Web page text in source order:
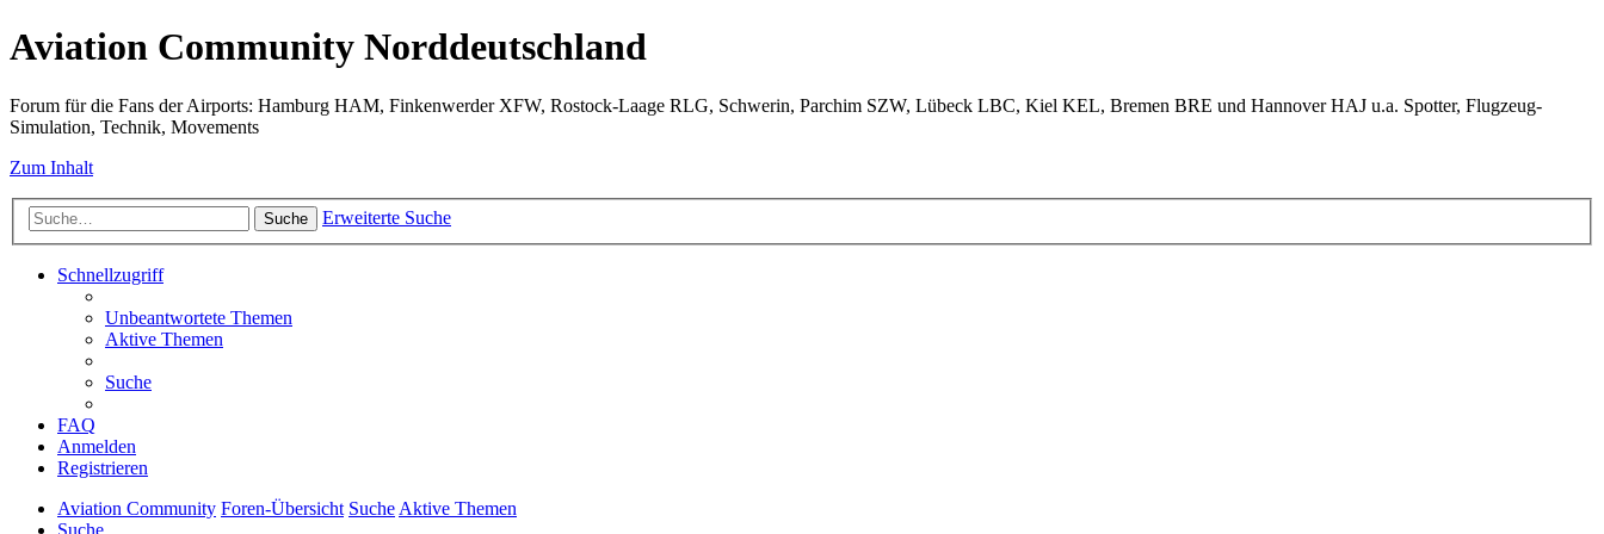
Aviation Community Norddeutschland
Forum für die Fans der Airports: Hamburg HAM, Finkenwerder XFW, Rostock-Laage RLG, Schwerin, Parchim SZW, Lübeck LBC, Kiel KEL, Bremen BRE und Hannover HAJ u.a. Spotter, Flugzeug-
Simulation, Technik, Movements
Zum Inhalt
Suche Erweiterte Suche
Schnellzugriff
Unbeantwortete Themen
Aktive Themen
Suche
FAQ
Anmelden
Registrieren
Aviation Community Foren-Übersicht SucheAktive Themen